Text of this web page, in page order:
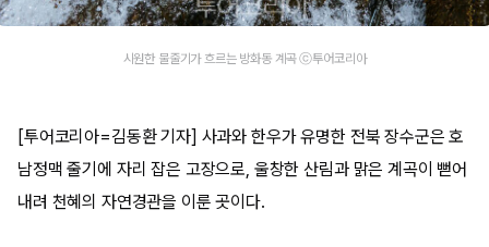
시원한 물줄기가 흐르는 방화동 계곡 ⓒ투어코리아
[투어코리아=김동환 기자] 사과와 한우가 유명한 전북 장수군은 호
남정맥 줄기에 자리 잡은 고장으로, 울창한 산림과 맑은 계곡이 뻗어
내려 천혜의 자연경관을 이룬 곳이다.